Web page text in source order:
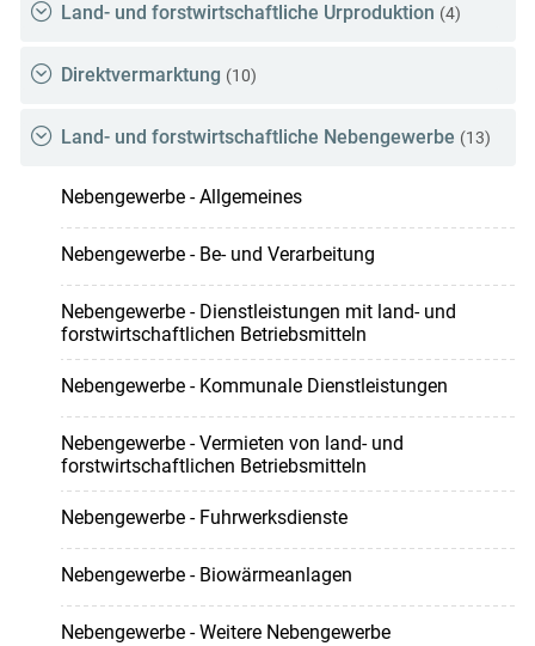
Land- und forstwirtschaftliche Urproduktion (4)
Direktvermarktung (10)
Land- und forstwirtschaftliche Nebengewerbe (13)
Nebengewerbe - Allgemeines
Nebengewerbe - Be- und Verarbeitung
Nebengewerbe - Dienstleistungen mit land- und
forstwirtschaftlichen Betriebsmitteln
Nebengewerbe - Kommunale Dienstleistungen
Nebengewerbe - Vermieten von land- und
forstwirtschaftlichen Betriebsmitteln
Nebengewerbe - Fuhrwerksdienste
Nebengewerbe - Biowärmeanlagen
Nebengewerbe - Weitere Nebengewerbe